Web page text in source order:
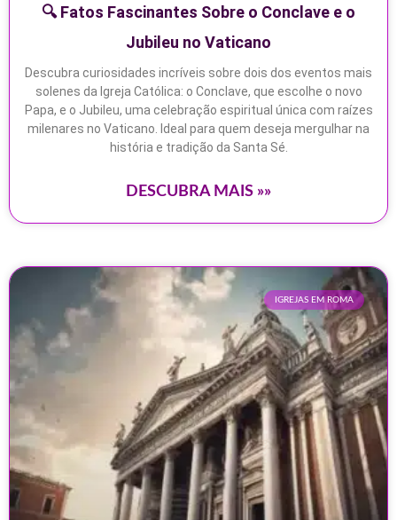
🔍 Fatos Fascinantes Sobre o Conclave e o
Jubileu no Vaticano
Descubra curiosidades incríveis sobre dois dos eventos mais
solenes da Igreja Católica: o Conclave, que escolhe o novo
Papa, e o Jubileu, uma celebração espiritual única com raízes
milenares no Vaticano. Ideal para quem deseja mergulhar na
história e tradição da Santa Sé.
DESCUBRA MAIS »»
IGREJAS EM ROMA